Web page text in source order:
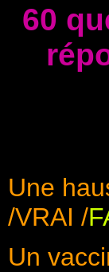
60
Une
/VRAI /
Un